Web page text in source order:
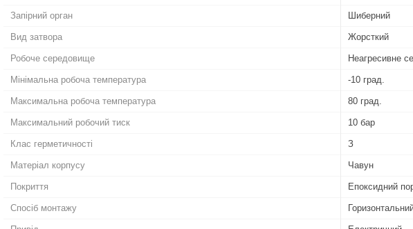
Запірний орган Шиберний
Вид затвора Жорсткий
Робоче середовище Неагресивне
Мінімальна робоча температура -10 град.
Максимальна робоча температура 80 град.
Максимальний робочий тиск 10 бар
Клас герметичності З
Матеріал корпусу Чавун
Покриття Епоксидний
Спосіб монтажу